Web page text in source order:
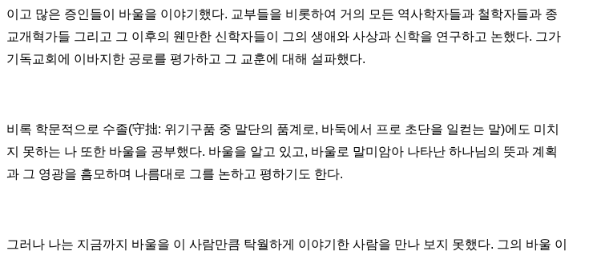
이고 많은 증인들이 바울을 이야기했다. 교부들을 비롯하여 거의 모든 역사학자들과 철학자들과 종
교개혁가들 그리고 그 이후의 웬만한 신학자들이 그의 생애와 사상과 신학을 연구하고 논했다. 그가
기독교회에 이바지한 공로를 평가하고 그 교훈에 대해 설파했다.
비록 학문적으로 수졸(守拙: 위기구품 중 말단의 품계로, 바둑에서 프로 초단을 일컫는 말)에도 미치
지 못하는 나 또한 바울을 공부했다. 바울을 알고 있고, 바울로 말미암아 나타난 하나님의 뜻과 계획
과 그 영광을 흠모하며 나름대로 그를 논하고 평하기도 한다.
그러나 나는 지금까지 바울을 이 사람만큼 탁월하게 이야기한 사람을 만나 보지 못했다. 그의 바울 이